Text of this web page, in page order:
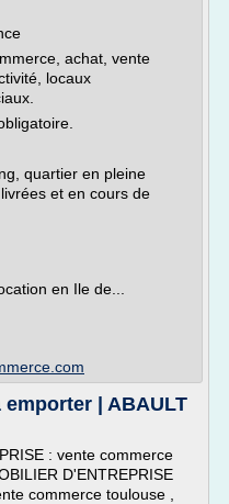
achat, vente
locaux
quartier en pleine
et en cours de
en Ile de...
| ABAULT
: vente commerce
D'ENTREPRISE
commerce toulouse ,